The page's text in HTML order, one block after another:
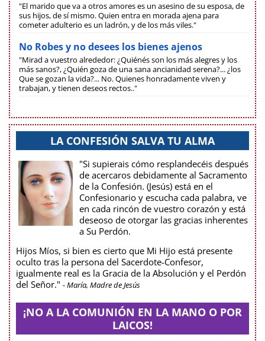
"El marido que va a otros amores es un asesino de su esposa, de
sus hijos, de sí mismo. Quien entra en morada ajena para
cometer adulterio es un ladrón, y de los más viles."
No Robes y no desees los bienes ajenos
"Mirad a vuestro alrededor: ¿Quiénés son los más alegres y los
más sanos?, ¿Quién goza de una sana ancianidad serena?... ¿los
Que se gozan la vida?... No. Quienes honradamente viven y
trabajan, y tienen deseos rectos.."
LA CONFESIÓN SALVA TU ALMA
"Si supierais cómo resplandecéis después
de acercaros debidamente al Sacramento
de la Confesión. (Jesús) está en el
Confesionario y escucha cada palabra, ve
en cada rincón de vuestro corazón y está
deseoso de otorgar las gracias inherentes
a Su Perdón.
Hijos Míos, si bien es cierto que Mi Hijo está presente
oculto tras la persona del Sacerdote-Confesor,
igualmente real es la Gracia de la Absolución y el Perdón
del Señor." - María, Madre de Jesús
¡NO A LA COMUNIÓN EN LA MANO O POR
LAICOS!